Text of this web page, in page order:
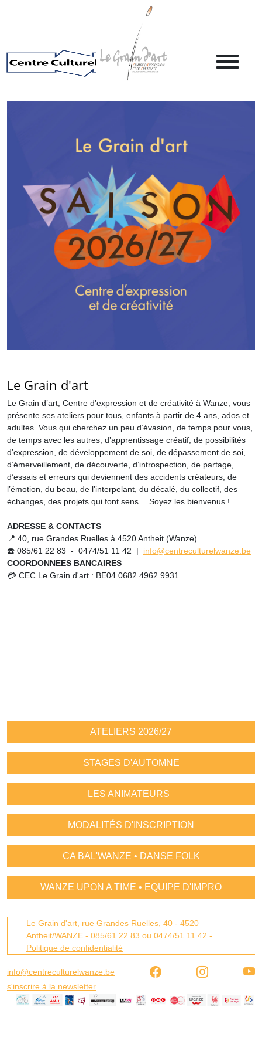
Le Grain d'art
Le Grain d’art, Centre d’expression et de créativité à Wanze, vous
présente ses ateliers pour tous, enfants à partir de 4 ans, ados et
adultes. Vous qui cherchez un peu d’évasion, de temps pour vous,
de temps avec les autres, d’apprentissage créatif, de possibilités
d’expression, de développement de soi, de dépassement de soi,
d’émerveillement, de découverte, d’introspection, de partage,
d’essais et erreurs qui deviennent des accidents créateurs, de
l’émotion, du beau, de l’interpelant, du décalé, du collectif, des
échanges, des projets qui font sens… Soyez les bienvenus !
ADRESSE & CONTACTS
📍 40, rue Grandes Ruelles à 4520 Antheit (Wanze)
☎️ 085/61 22 83 - 0474/51 11 42 | info@centreculturelwanze.be
COORDONNEES BANCAIRES
💳 CEC Le Grain d'art : BE04 0682 4962 9931
ATELIERS 2026/27
STAGES D'AUTOMNE
LES ANIMATEURS
MODALITÉS D'INSCRIPTION
CA BAL'WANZE • DANSE FOLK
WANZE UPON A TIME • EQUIPE D'IMPRO
Le Grain d'art, rue Grandes Ruelles, 40 - 4520
Antheit/WANZE - 085/61 22 83 ou 0474/51 11 42 -
Politique de confidentialité
info@centreculturelwanze.be
s'inscrire à la newsletter